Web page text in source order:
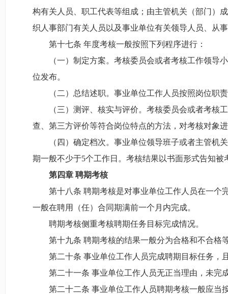
构有关人员、职工代表等组成；由主管机关（部门）
织人事部门有关人员以及事业单位有关领导人员、从
第十七条 年度考核一般按照下列程序进行：
（一）制定方案。考核委员会或者考核工作领导小
位发布。
（二）总结述职。事业单位工作人员按照岗位职责
（三）测评、核实与评价。考核委员会或者考核工
查、第三方评价等符合岗位特点的方法，对考核对象
（四）确定档次。事业单位领导班子或者主管机关
期一般不少于5个工作日。考核结果以书面形式告知被
第四章 聘期考核
第十八条 聘期考核是对事业单位工作人员在一个
一般在聘用（任）合同期满前一个月内完成。
聘期考核侧重考核聘期任务目标完成情况。
第十九条 聘期考核的结果一般分为合格和不合格
第二十条 事业单位工作人员完成聘期目标任务，
第二十一条 事业单位工作人员无正当理由，未完
第二十二条 事业单位工作人员聘期考核一般应当